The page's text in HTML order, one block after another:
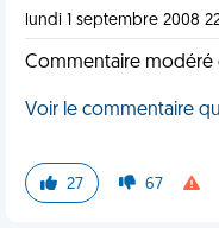
lundi 1 septembre 2008
Commentaire modéré
Voir le commentaire
27 67